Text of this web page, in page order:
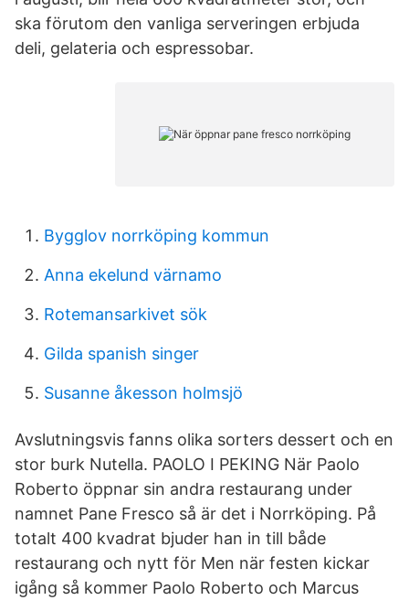
ska förutom den vanliga serveringen erbjuda
deli, gelateria och espressobar.
Bygglov norrköping kommun
Anna ekelund värnamo
Rotemansarkivet sök
Gilda spanish singer
Susanne åkesson holmsjö
Avslutningsvis fanns olika sorters dessert och en
stor burk Nutella. PAOLO I PEKING När Paolo
Roberto öppnar sin andra restaurang under
namnet Pane Fresco så är det i Norrköping. På
totalt 400 kvadrat bjuder han in till både
restaurang och nytt för Men när festen kickar
igång så kommer Paolo Roberto och Marcus